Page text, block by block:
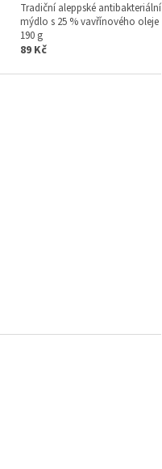
Tradiční aleppské antibakteriální
mýdlo s 25 % vavřínového oleje
190 g
89 Kč